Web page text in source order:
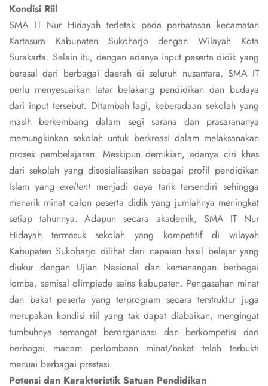
Kondisi Riil
SMA IT Nur Hidayah terletak pada perbatasan kecamatan
Kartasura Kabupaten Sukoharjo dengan Wilayah Kota
Surakarta. Selain itu, dengan adanya input peserta didik yang
berasal dari berbagai daerah di seluruh nusantara, SMA IT
perlu menyesuaikan latar belakang pendidikan dan budaya
dari input tersebut. Ditambah lagi, keberadaan sekolah yang
masih berkembang dalam segi sarana dan prasarananya
memungkinkan sekolah untuk berkreasi dalam melaksanakan
proses pembelajaran. Meskipun demikian, adanya ciri khas
dari sekolah yang disosialisasikan sebagai profil pendidikan
Islam yangexellentmenjadi daya tarik tersendiri sehingga
menarik minat calon peserta didik yang jumlahnya meningkat
setiap tahunnya. Adapun secara akademik, SMA IT Nur
Hidayah termasuk sekolah yang kompetitif di wilayah
Kabupaten Sukoharjo dilihat dari capaian hasil belajar yang
diukur dengan Ujian Nasional dan kemenangan berbagai
lomba, semisal olimpiade sains kabupaten. Pengasahan minat
dan bakat peserta yang terprogram secara terstruktur juga
merupakan kondisi riil yang tak dapat diabaikan, mengingat
tumbuhnya semangat berorganisasi dan berkompetisi dari
berbagai macam perlombaan minat/bakat telah terbukti
menuai berbagai prestasi.
Potensi dan Karakteristik Satuan Pendidikan